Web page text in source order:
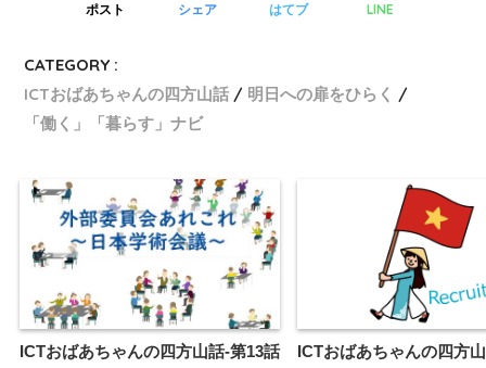
ポスト シェア はてブ LINE
CATEGORY :
ICTおばあちゃんの四方山話
明日への扉をひらく
「働く」「暮らす」ナビ
ICTおばあちゃんの四方山話-第13話 ICTおばあちゃんの四方